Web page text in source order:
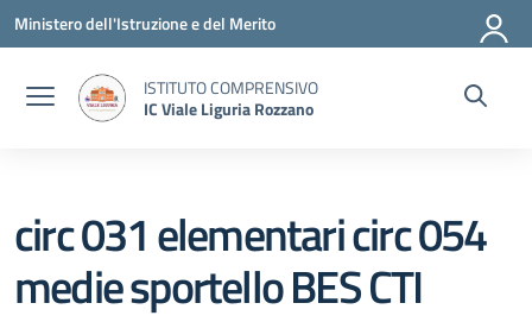
Vai ai contenuti
Vai al menu di navigazione
Vai al footer
Ministero dell'Istruzione e del Merito
ISTITUTO COMPRENSIVO
IC Viale Liguria Rozzano
circ 031 elementari circ 054
medie sportello BES CTI